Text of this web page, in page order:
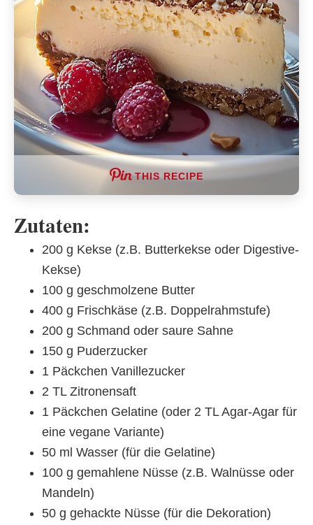
THIS RECIPE
Zutaten:
200 g Kekse (z.B. Butterkekse oder Digestive-
Kekse)
100 g geschmolzene Butter
400 g Frischkäse (z.B. Doppelrahmstufe)
200 g Schmand oder saure Sahne
150 g Puderzucker
1 Päckchen Vanillezucker
2 TL Zitronensaft
1 Päckchen Gelatine (oder 2 TL Agar-Agar für
eine vegane Variante)
50 ml Wasser (für die Gelatine)
100 g gemahlene Nüsse (z.B. Walnüsse oder
Mandeln)
50 g gehackte Nüsse (für die Dekoration)